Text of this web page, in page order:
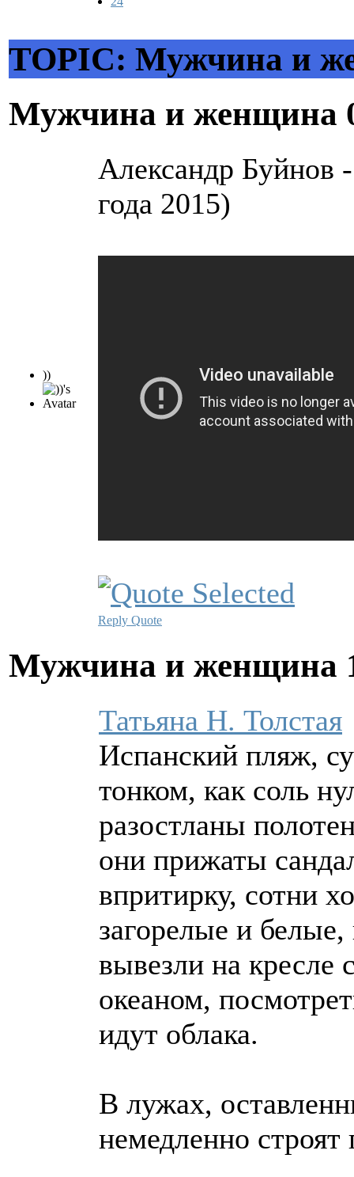
TOPIC: Мужчина и
Мужчина и женщина
))
Александр
года 2015)
Reply Quote
Мужчина и женщина
Татьяна Н. Толстая
Испанский пляж,
тонком, как соль
разостланы
они прижаты
впритирку, сотни
загорелые и белые,
вывезли на
океаном,
идут облака.
В лужах,
немедленно